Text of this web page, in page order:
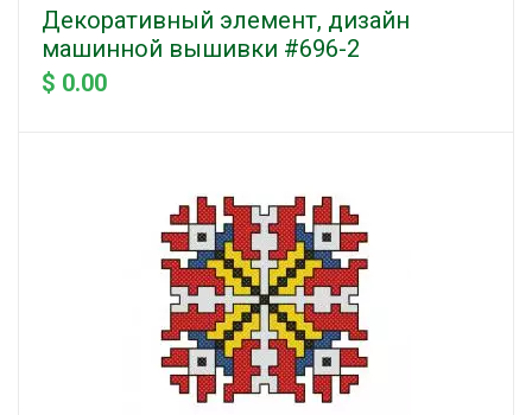
Декоративный элемент, дизайн
машинной вышивки #696-2
$ 0.00